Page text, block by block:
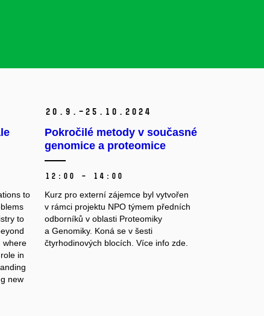
to
to
where
in
new
20. 9.–25. 10. 2024
Pokročilé metody v současné
genomice a proteomice
12:00 – 14:00
Kurz pro externí zájemce byl vytvořen
v rámci projektu NPO týmem předních
odborníků v oblasti Proteomiky
a Genomiky. Koná se v šesti
čtyrhodinových blocích. Více info zde.